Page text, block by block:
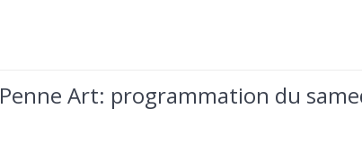
Penne Art: programmation du